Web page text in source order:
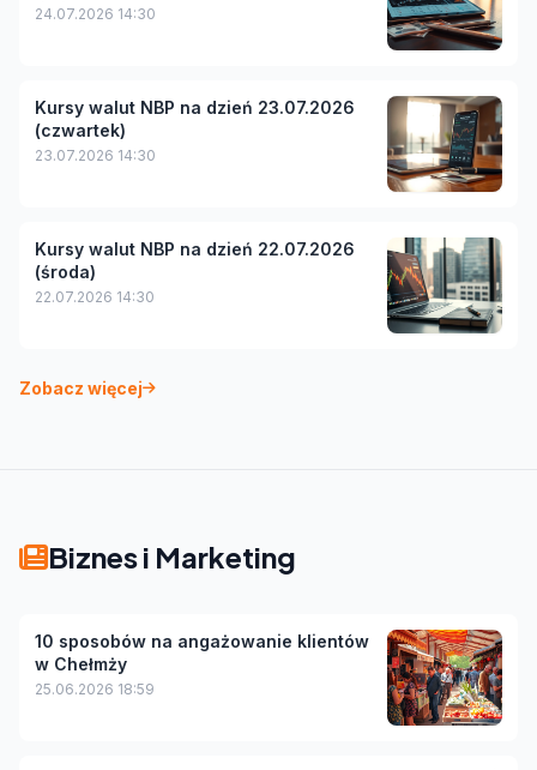
24.07.2026 14:30
Kursy walut NBP na dzień 23.07.2026
(czwartek)
23.07.2026 14:30
Kursy walut NBP na dzień 22.07.2026
(środa)
22.07.2026 14:30
Zobacz więcej
Biznes i Marketing
10 sposobów na angażowanie klientów
w Chełmży
25.06.2026 18:59